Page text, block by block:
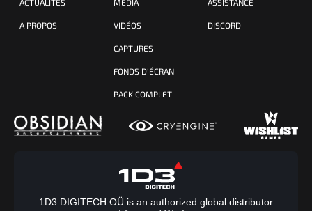
ACTUALITÉS
A PROPOS
MÉDIA
VIDÉOS
CAPTURES
FONDS D'ÉCRAN
PACK COMPLET
ASSISTANCE
DISCORD
1D3 DIGITECH OÜ is an authorized global distributor